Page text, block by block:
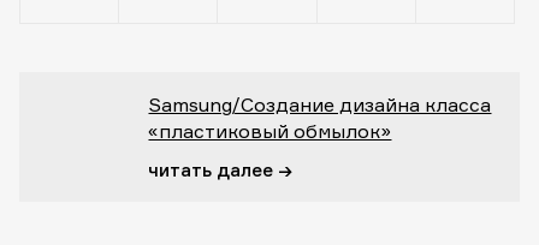
Samsung/Создание дизайна класса
«пластиковый обмылок»
читать далее →